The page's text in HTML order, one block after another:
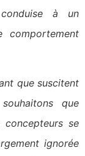
à un
comportement
que suscitent
que
concepteurs se
ignorée